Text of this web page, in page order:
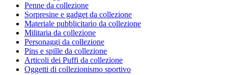
Penne da collezione
Sorpresine e gadget da collezione
Materiale pubblicitario da collezione
Militaria da collezione
Personaggi da collezione
Pins e spille da collezione
Articoli dei Puffi da collezione
Oggetti di collezionismo sportivo